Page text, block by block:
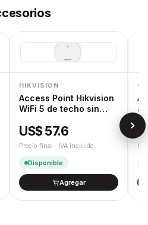
HIKVISION
Access Point Hikvision
WiFi 5 de techo sin
US$ 57.6
Precio final · IVA incluido
Disponible
Agregar
a